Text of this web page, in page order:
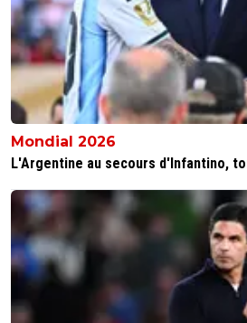
Mondial 2026
L'Argentine au secours d'Infantino,